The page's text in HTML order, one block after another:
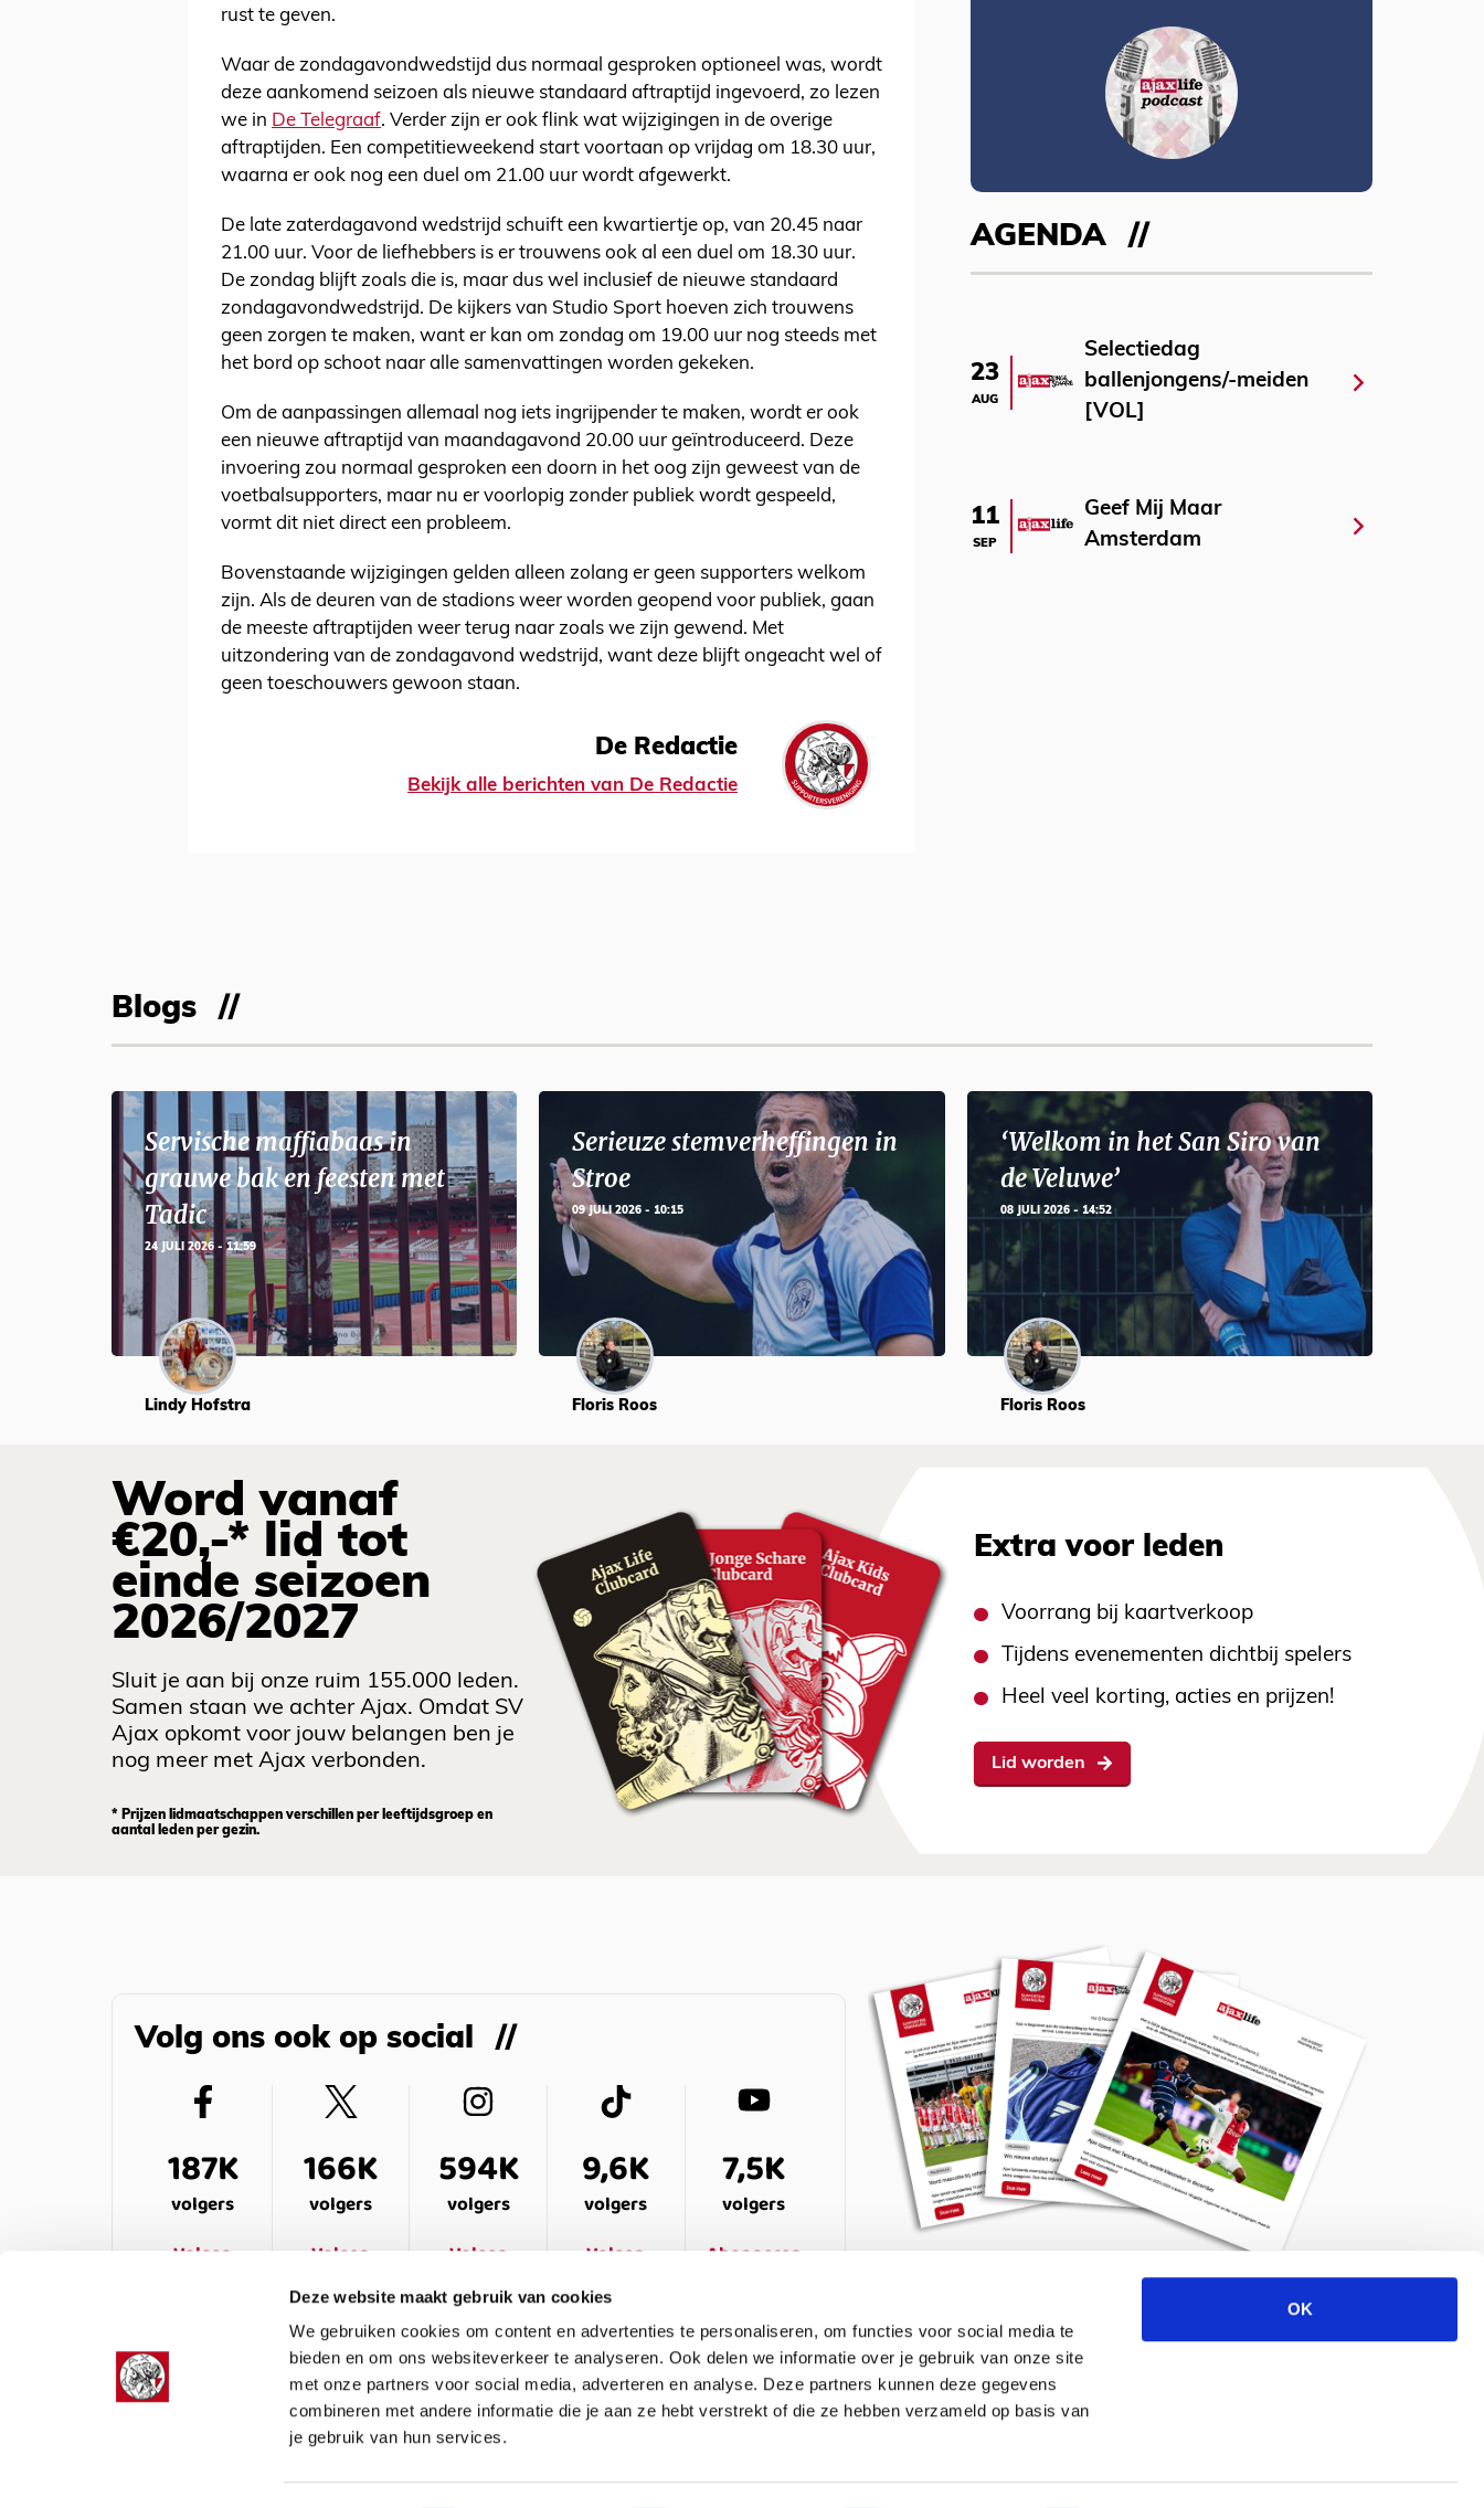
Deze website maakt gebruik van cookies
We gebruiken cookies om content en advertenties te personaliseren, om functies voor social media te
bieden en om ons websiteverkeer te analyseren. Ook delen we informatie over je gebruik van onze site
met onze partners voor social media, adverteren en analyse. Deze partners kunnen deze gegevens
combineren met andere informatie die je aan ze hebt verstrekt of die ze hebben verzameld op basis van
je gebruik van hun services.
OK
rust te geven.
Waar de zondagavondwedstijd dus normaal gesproken optioneel was, wordt
deze aankomend seizoen als nieuwe standaard aftraptijd ingevoerd, zo lezen
we in De Telegraaf. Verder zijn er ook flink wat wijzigingen in de overige
aftraptijden. Een competitieweekend start voortaan op vrijdag om 18.30 uur,
waarna er ook nog een duel om 21.00 uur wordt afgewerkt.
De late zaterdagavond wedstrijd schuift een kwartiertje op, van 20.45 naar
21.00 uur. Voor de liefhebbers is er trouwens ook al een duel om 18.30 uur.
De zondag blijft zoals die is, maar dus wel inclusief de nieuwe standaard
zondagavondwedstrijd. De kijkers van Studio Sport hoeven zich trouwens
geen zorgen te maken, want er kan om zondag om 19.00 uur nog steeds met
het bord op schoot naar alle samenvattingen worden gekeken.
Om de aanpassingen allemaal nog iets ingrijpender te maken, wordt er ook
een nieuwe aftraptijd van maandagavond 20.00 uur geïntroduceerd. Deze
invoering zou normaal gesproken een doorn in het oog zijn geweest van de
voetbalsupporters, maar nu er voorlopig zonder publiek wordt gespeeld,
vormt dit niet direct een probleem.
Bovenstaande wijzigingen gelden alleen zolang er geen supporters welkom
zijn. Als de deuren van de stadions weer worden geopend voor publiek, gaan
de meeste aftraptijden weer terug naar zoals we zijn gewend. Met
uitzondering van de zondagavond wedstrijd, want deze blijft ongeacht wel of
geen toeschouwers gewoon staan.
De Redactie
Bekijk alle berichten van De Redactie
AGENDA
23
AUG
Selectiedag
ballenjongens/-meiden
[VOL]
11
SEP
Geef Mij Maar
Amsterdam
Blogs
Servische maffiabaas in
grauwe bak en feesten met
Tadic
24 JULI 2026 - 11:59
Lindy Hofstra
Serieuze stemverheffingen in
Stroe
09 JULI 2026 - 10:15
Floris Roos
‘Welkom in het San Siro van
de Veluwe’
08 JULI 2026 - 14:52
Floris Roos
Word vanaf
€20,-* lid tot
einde seizoen
2026/2027
Sluit je aan bij onze ruim 155.000 leden.
Samen staan we achter Ajax. Omdat SV
Ajax opkomt voor jouw belangen ben je
nog meer met Ajax verbonden.
* Prijzen lidmaatschappen verschillen per leeftijdsgroep en
aantal leden per gezin.
Extra voor leden
Voorrang bij kaartverkoop
Tijdens evenementen dichtbij spelers
Heel veel korting, acties en prijzen!
Lid worden
Volg ons ook op social
187K
volgers
Volgen
166K
volgers
Volgen
594K
volgers
Volgen
9,6K
volgers
Volgen
7,5K
volgers
Abonneren
Meld je aan voor de nieuwsbrief
OVER ONS VEELGESTELDE VRAGEN